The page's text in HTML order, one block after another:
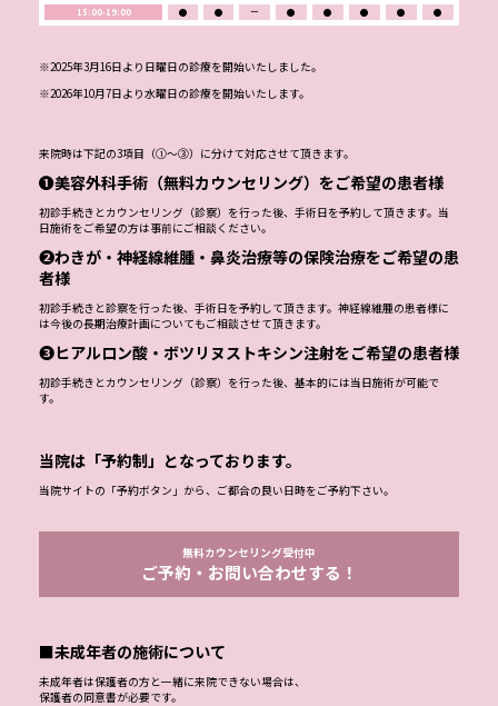
15:00-19:00
● ● ー ● ● ● ● ●
※2025年3月16日より日曜日の診療を開始いたしました。
※2026年10月7日より水曜日の診療を開始いたします。
来院時は下記の3項目（①～③）に分けて対応させて頂きます。
❶美容外科手術（無料カウンセリング）をご希望の患者様
初診手続きとカウンセリング（診察）を行った後、手術日を予約して頂きます。当
日施術をご希望の方は事前にご相談ください。
❷わきが・神経線維腫・鼻炎治療等の保険治療をご希望の患
者様
初診手続きと診察を行った後、手術日を予約して頂きます。神経線維腫の患者様に
は今後の長期治療計画についてもご相談させて頂きます。
❸ヒアルロン酸・ボツリヌストキシン注射をご希望の患者様
初診手続きとカウンセリング（診察）を行った後、基本的には当日施術が可能で
す。
当院は「予約制」となっております。
当院サイトの「予約ボタン」から、ご都合の良い日時をご予約下さい。
無料カウンセリング受付中
ご予約・お問い合わせする！
■未成年者の施術について
未成年者は保護者の方と一緒に来院できない場合は、
保護者の同意書が必要です。